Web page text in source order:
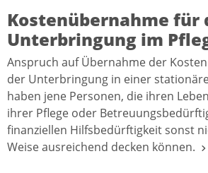
Kostenübernahme für
Unterbringung im
Anspruch auf Übernahme der
der Unterbringung in einer
haben jene Personen, die ihren
ihrer Pflege oder
finanziellen Hilfsbedürftigkeit sonst
Weise ausreichend decken können.